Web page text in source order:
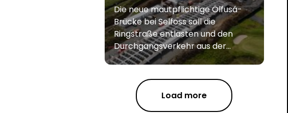
Die neue mautpflichtige Ölfusá-
Brücke bei Selfoss soll die
Ringstraße entlasten und den
Durchgangsverkehr aus der...
Load more